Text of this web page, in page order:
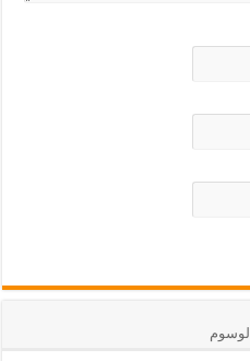
الوسوم